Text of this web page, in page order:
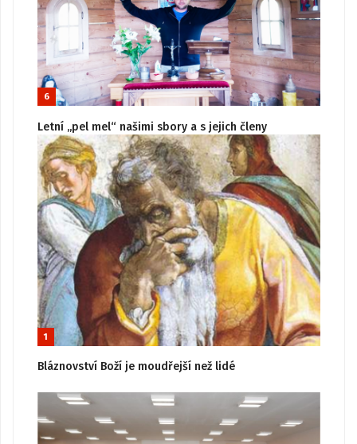
6
Letní „pel mel“ našimi sbory a s jejich členy
1
Bláznovství Boží je moudřejší než lidé